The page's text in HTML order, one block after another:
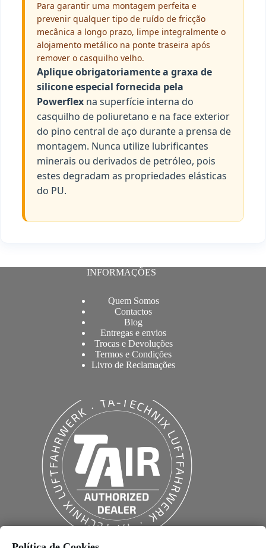
Para garantir uma montagem perfeita e
prevenir qualquer tipo de ruído de fricção
mecânica a longo prazo, limpe integralmente o
alojamento metálico na ponte traseira após
remover o casquilho velho.
Aplique obrigatoriamente a graxa de
silicone especial fornecida pela
Powerflex na superfície interna do
casquilho de poliuretano e na face exterior
do pino central de aço durante a prensa de
montagem. Nunca utilize lubrificantes
minerais ou derivados de petróleo, pois
estes degradam as propriedades elásticas
do PU.
INFORMAÇÕES
Quem Somos
Contactos
Blog
Entregas e envios
Trocas e Devoluções
Termos e Condições
Livro de Reclamações